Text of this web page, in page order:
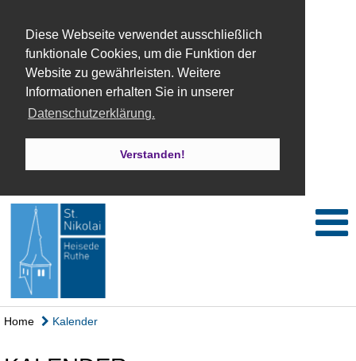
Diese Webseite verwendet ausschließlich
funktionale Cookies, um die Funktion der
Website zu gewährleisten. Weitere
Informationen erhalten Sie in unserer
Datenschutzerklärung.
Verstanden!
Home Kalender